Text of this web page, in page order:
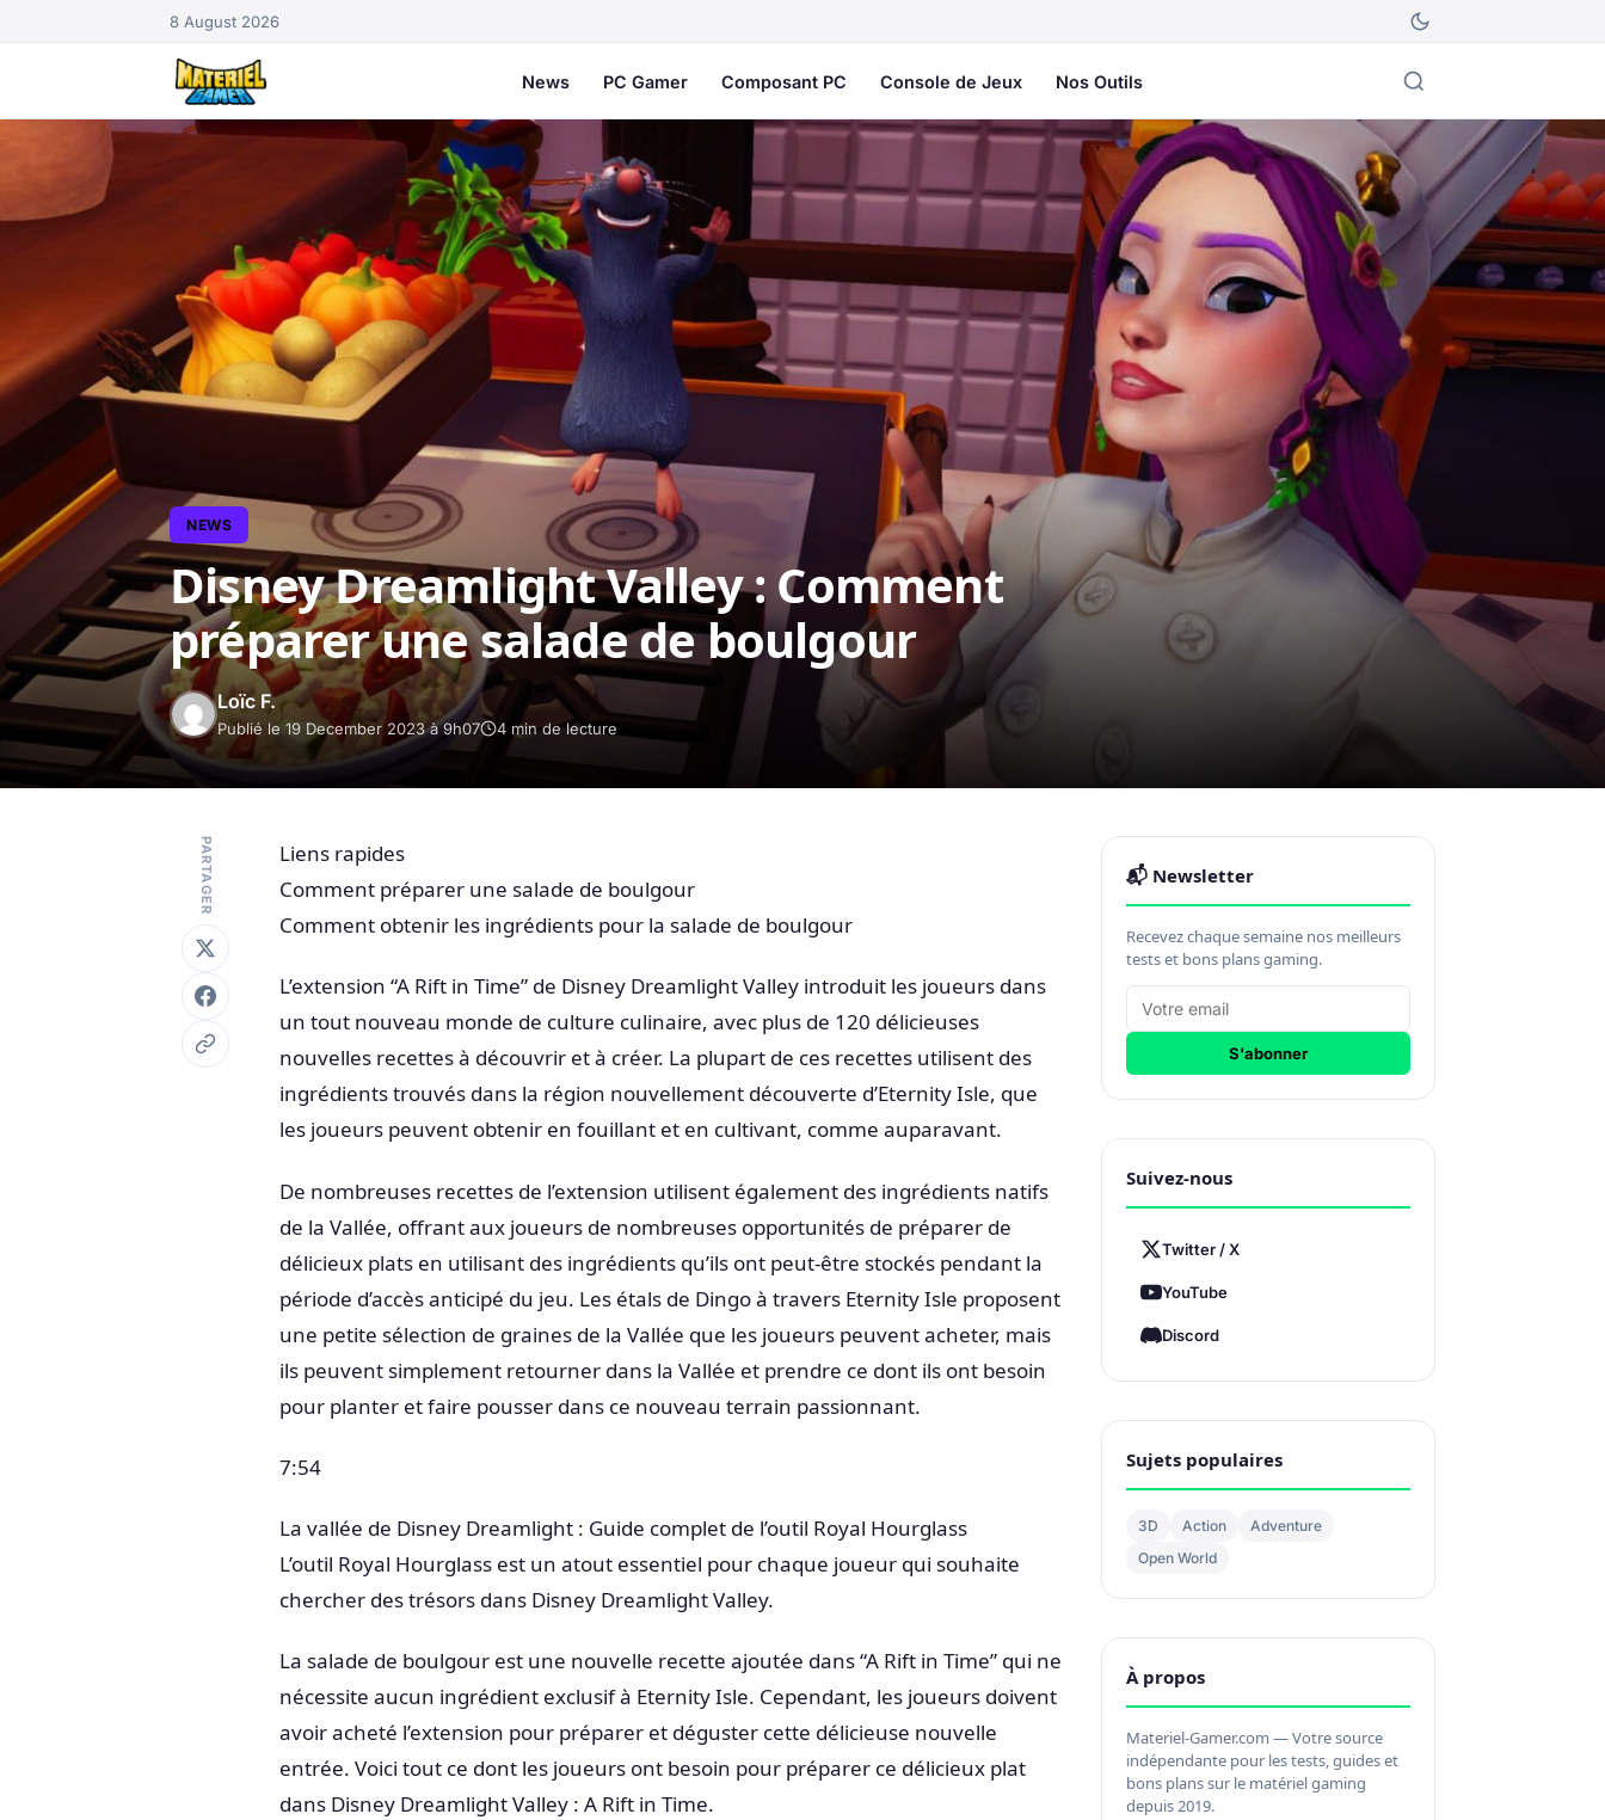
8 August 2026
News PC Gamer Composant PC Console de Jeux Nos Outils
NEWS
Disney Dreamlight Valley : Comment
préparer une salade de boulgour
Loïc F.
Publié le 19 December 2023 à 9h07 4 min de lecture
PARTAGER
Liens rapides
Comment préparer une salade de boulgour
Comment obtenir les ingrédients pour la salade de boulgour
L’extension “A Rift in Time” de Disney Dreamlight Valley introduit les joueurs dans
un tout nouveau monde de culture culinaire, avec plus de 120 délicieuses
nouvelles recettes à découvrir et à créer. La plupart de ces recettes utilisent des
ingrédients trouvés dans la région nouvellement découverte d’Eternity Isle, que
les joueurs peuvent obtenir en fouillant et en cultivant, comme auparavant.
De nombreuses recettes de l’extension utilisent également des ingrédients natifs
de la Vallée, offrant aux joueurs de nombreuses opportunités de préparer de
délicieux plats en utilisant des ingrédients qu’ils ont peut-être stockés pendant la
période d’accès anticipé du jeu. Les étals de Dingo à travers Eternity Isle proposent
une petite sélection de graines de la Vallée que les joueurs peuvent acheter, mais
ils peuvent simplement retourner dans la Vallée et prendre ce dont ils ont besoin
pour planter et faire pousser dans ce nouveau terrain passionnant.
7:54
La vallée de Disney Dreamlight : Guide complet de l’outil Royal Hourglass
L’outil Royal Hourglass est un atout essentiel pour chaque joueur qui souhaite
chercher des trésors dans Disney Dreamlight Valley.
La salade de boulgour est une nouvelle recette ajoutée dans “A Rift in Time” qui ne
nécessite aucun ingrédient exclusif à Eternity Isle. Cependant, les joueurs doivent
avoir acheté l’extension pour préparer et déguster cette délicieuse nouvelle
entrée. Voici tout ce dont les joueurs ont besoin pour préparer ce délicieux plat
dans Disney Dreamlight Valley : A Rift in Time.
📬 Newsletter
Recevez chaque semaine nos meilleurs
tests et bons plans gaming.
S'abonner
Suivez-nous
Twitter / X
YouTube
Discord
Sujets populaires
3D Action
Adventure
Open World
À propos
Materiel-Gamer.com — Votre source
indépendante pour les tests, guides et
bons plans sur le matériel gaming
depuis 2019.